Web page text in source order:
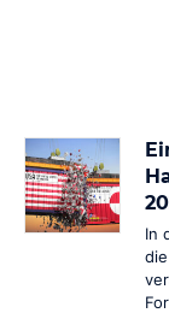
Globale
PSP-/
Die
bestehenden
MOTO /
In